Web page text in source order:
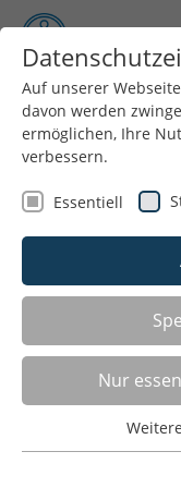
Menü
Verbandstag
übernehmen,
Auf unserer
davon werden
ermöglichen, Ihre
verbessern.
Essentiell
Nur
Essentielle